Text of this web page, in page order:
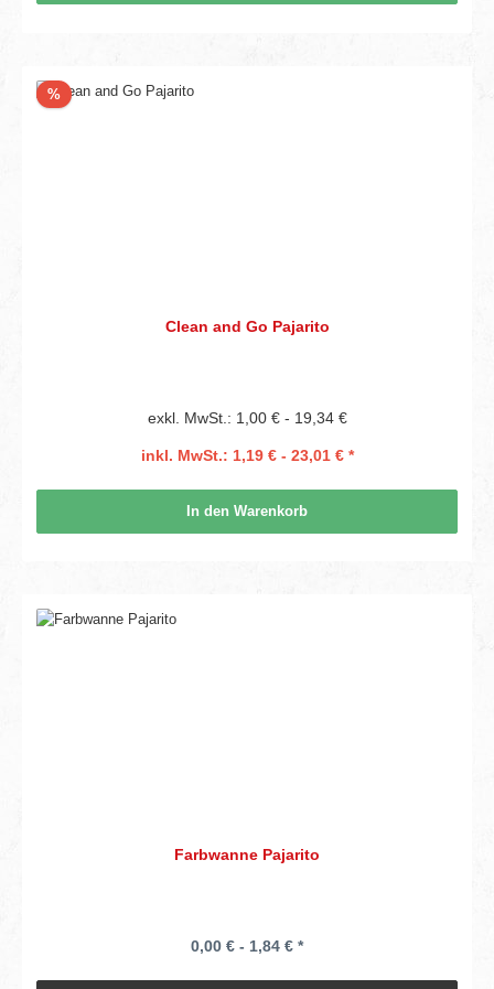
%Rabatt
Clean and Go Pajarito
exkl. MwSt.: 1,00 € - 19,34 €
inkl. MwSt.: 1,19 € - 23,01 € *
In den Warenkorb
Farbwanne Pajarito
0,00 € - 1,84 € *